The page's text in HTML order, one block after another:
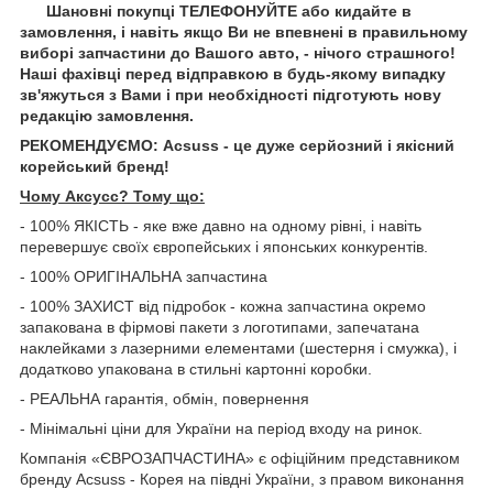
Шановні покупці ТЕЛЕФОНУЙТЕ або кидайте в
замовлення, і навіть якщо Ви не впевнені в правильному
виборі запчастини до Вашого авто, - нічого страшного!
Наші фахівці перед відправкою в будь-якому випадку
зв'яжуться з Вами і при необхідності підготують нову
редакцію замовлення.
РЕКОМЕНДУЄМО: Acsuss - це дуже серйозний і якісний
корейський бренд!
Чому Aксусс? Тому що:
- 100% ЯКІСТЬ - яке вже давно на одному рівні, і навіть
перевершує своїх європейських і японських конкурентів.
- 100% ОРИГІНАЛЬНА запчастина
- 100% ЗАХИСТ від підробок - кожна запчастина окремо
запакована в фірмові пакети з логотипами, запечатана
наклейками з лазерними елементами (шестерня і смужка), і
додатково упакована в стильні картонні коробки.
- РЕАЛЬНА гарантія, обмін, повернення
- Мінімальні ціни для України на період входу на ринок.
Компанія «ЄВРОЗАПЧАСТИНА» є офіційним представником
бренду Acsuss - Корея на півдні України, з правом виконання